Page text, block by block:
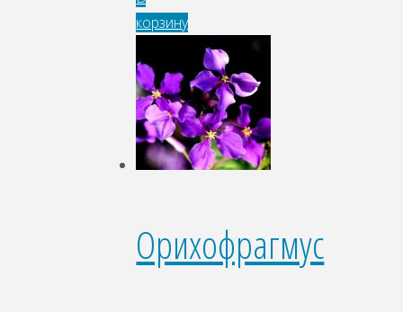
корзину
Орихофрагмус